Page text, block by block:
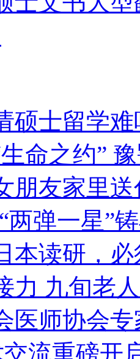
硕士留学难
命之约”
朋友家里
两弹一星”
本读研，
力 九旬老
医师协会
流重磅开